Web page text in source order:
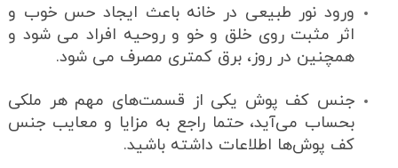
ورود نور طبیعی در خانه باعث ایجاد حس خوب و
اثر مثبت روی خلق و خو و روحیه افراد می شود و
همچنین در روز، برق کمتری مصرف می شود.
جنس کف پوش یکی از قسمت‌های مهم هر ملکی
بحساب می‌آید، حتما راجع به مزایا و معایب جنس
کف‌ پوش‌ها اطلاعات داشته باشید.